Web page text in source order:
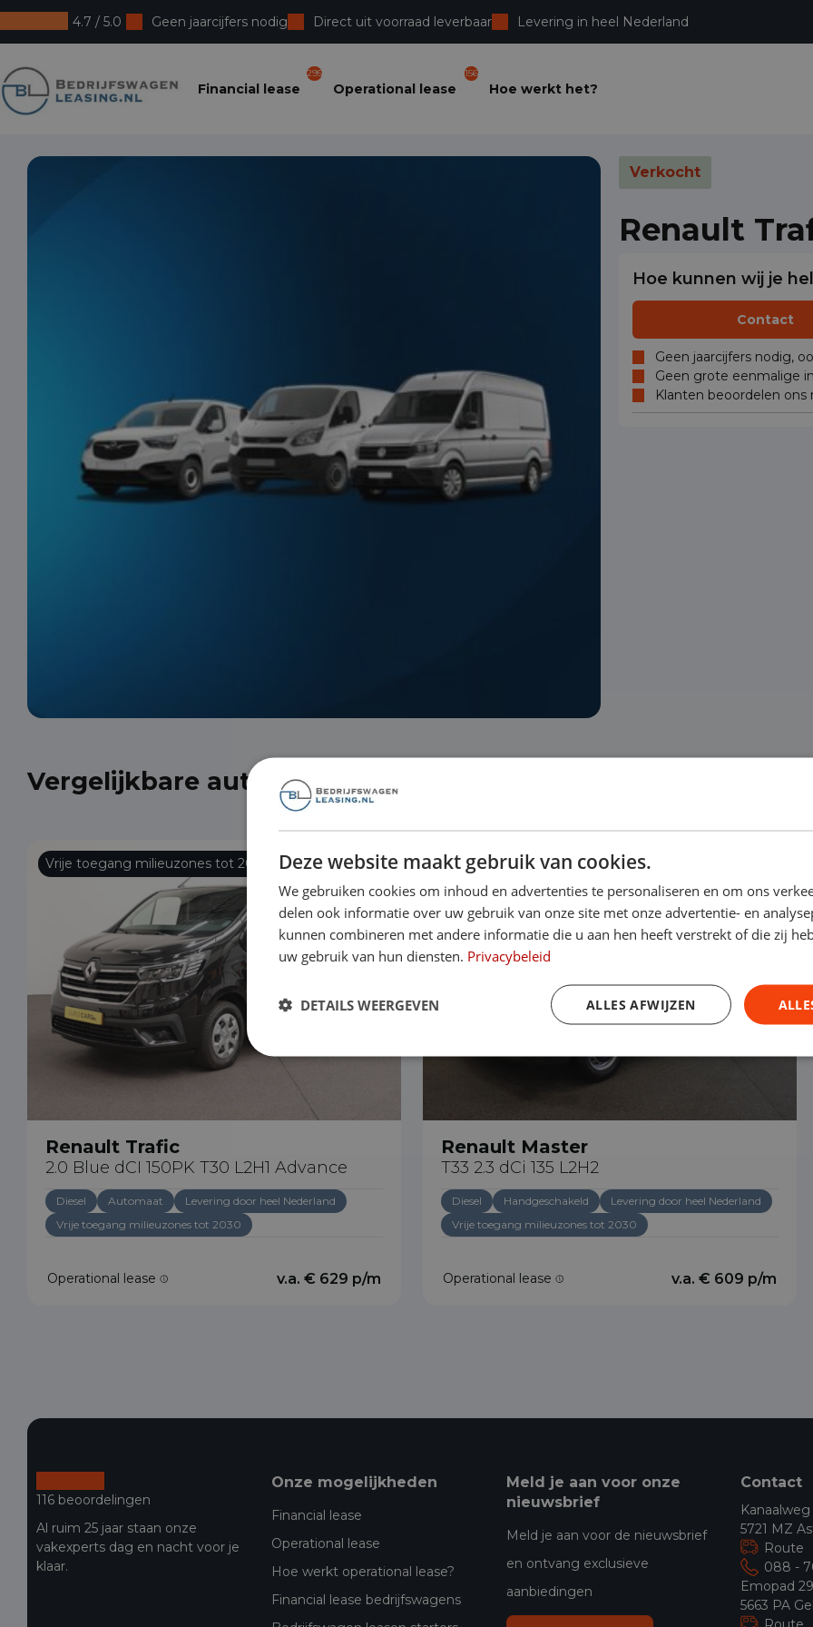
4.7 / 5.0 Geen jaarcijfers nodig Direct uit voorraad leverbaar Levering in heel Nederland
Bedrijfswagenleasing
Financial lease
295
Operational lease
156
Hoe werkt het?
Verkocht
Renault
Hoe kunnen wij je
Contact
Geen jaarcijfers nodig,
Geen grote eenmalige
Klanten beoordelen
Vergelijkbare auto's uit onze voorraad
Vrije toegang milieuzones tot 2030
Renault Trafic
2.0 Blue dCI 150PK T30 L2H1 Advance
Diesel Automaat
Levering door heel Nederland
Vrije toegang milieuzones tot 2030
Operational lease v.a. € 629 p/m
Vrije toegang milieuzones tot 2030
Renault Master
T33 2.3 dCi 135 L2H2
Diesel Handgeschakeld
Levering door heel Nederland
Vrije toegang milieuzones tot 2030
Operational lease v.a. € 609 p/m
116 beoordelingen
Al ruim 25 jaar staan onze
vakexperts dag en nacht voor je
klaar.
Onze mogelijkheden
Financial lease
Operational lease
Hoe werkt operational lease?
Financial lease bedrijfswagens
Meld je aan voor onze
nieuwsbrief
Meld je aan voor de nieuwsbrief
en ontvang exclusieve
aanbiedingen
Contact
5721 MZ
Route
088 -
Emopad
5663 PA
Deze website maakt gebruik van cookies.
We gebruiken cookies om inhoud en advertenties te personaliseren en om ons
delen ook informatie over uw gebruik van onze site met onze advertentie- en
kunnen combineren met andere informatie die u aan hen heeft verstrekt of die zij
uw gebruik van hun diensten. Privacybeleid
ALLES AFWIJZEN
DETAILS WEERGEVEN